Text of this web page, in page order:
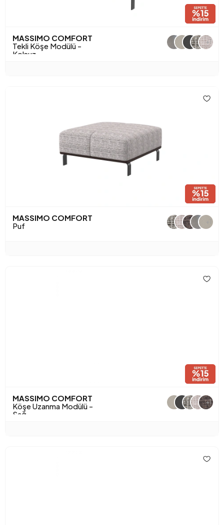
MASSIMO COMFORT
Tekli Köşe Modülü -
Kolsuz
+1
MASSIMO COMFORT
Puf
MASSIMO COMFORT
Köşe Uzanma Modülü -
Sağ
+1